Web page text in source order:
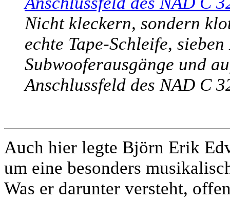
Nicht kleckern, sondern
echte Tape-Schleife,
Subwooferausgänge und
Anschlussfeld des NAD C
Auch hier legte Björn Erik
um eine besonders
Was er darunter versteht,